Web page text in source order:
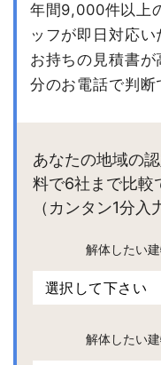
年間9,000件以上
ッフが即日対応い
お持ちの見積書
分のお電話で判断
あなたの地域の
料で6社まで比較
（カンタン1分入
解体したい
解体したい